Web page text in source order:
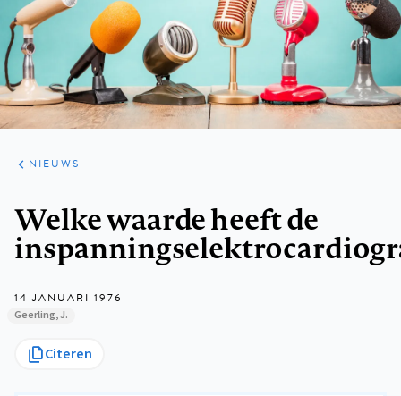
ARTIKELEN
HET
KORT
NIEUWS
Welke waarde heeft de
14 JANUARI 1976
Geerling, J.
Citeren